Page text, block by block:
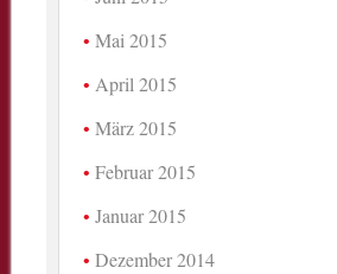
Mai 2015
April 2015
März 2015
Februar 2015
Januar 2015
Dezember 2014